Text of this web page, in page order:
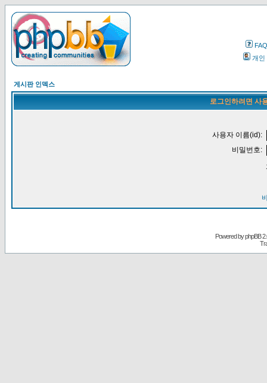
FAQ
개인
게시판 인덱스
로그인하려면 사
사용자 이름(id):
비밀번호:
Powered byphpBB